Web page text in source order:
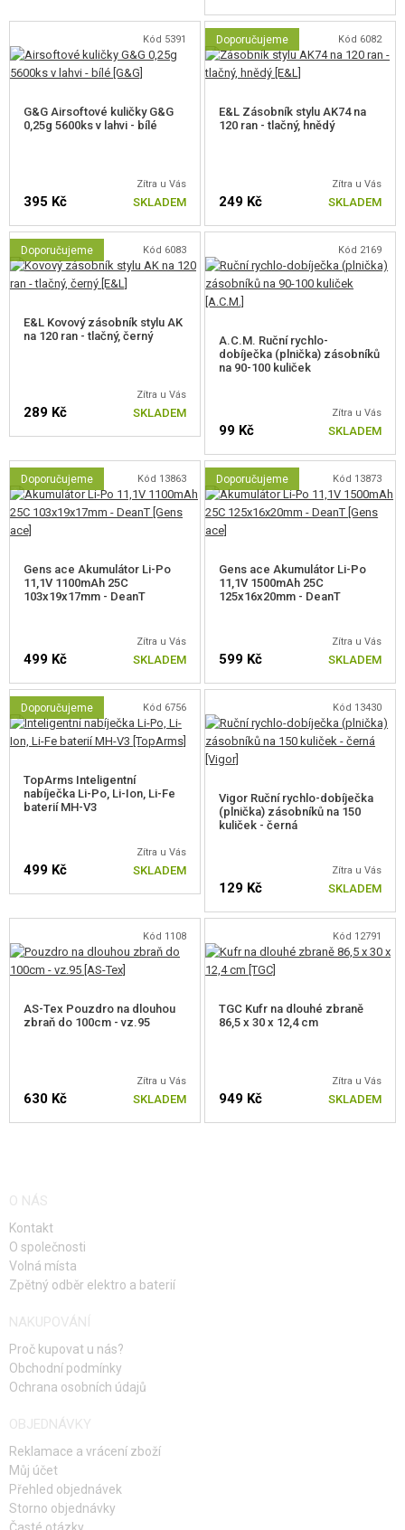
je založeno na kolících a páčkách.
Dodávaná zbraň je v balení naolejována silným technickým olejem, který
Směs oleje a oceli vyzařuje jedinečnou vůni, která je dobře známá lidem ,
Akumulátor se vkládá pod plechový kryt závěru zajištěný pojistkou.
Vlastnosti
konstrukce ze 100% oceli, bez použití ZnAl komponentů
ocelové díly s oxidovým povlakem
sada RIS lišt na předpažbí a nadpažbí umožňující instalaci přídavných
rukojetí, svítilen atd.
uzamykatelný kryt závěru s výklopnou RIS lištou umožňující bezpečné
odnímatelná a sklopná pažba, zásobník a pistolová rukojeť typu AK-
prostor pro baterii pod krytem závěru
bez použití nástrojů
vložka magwell spacer, usnadňující výměnu zásobníku
Mechabox V3, kterým je replika vybavena, má systém rychlé výměny
pružiny, sadu
a procesorovou jednotku
nastavitelnou citlivost spouště, Active-Break a nastavitelnou dávku.
Další vhodné zásobníky jsou značky LCT, MAG, nebo SRC. Použití
zásobníků CYMA, DBoys a JG může vyžadovat úpravy.
Uvnitř také najdete komponenty jako
motor Hi-Torque na 21T neodymových magnetech
sada ocelových převodových kol 13:1
9 mm ocelová ložiska v konfiguraci 2 x Slipper, 4 x kuličková ložiska
jednodílná CNC ocelová sada válce s hlavou
zesílený píst
E&L Commemorative Challenge Coin
Diagnostická karta GATE ASTER
Tlačný zásobník
Nášivka
Sada neobsahuje baterii ani nabíječku.
Kód 5391
G&G Airsoftové kuličky G&G
0,25g 5600ks v lahvi - bílé
Zítra u Vás
395 Kč SKLADEM
Doporučujeme Kód 6082
E&L Zásobník stylu AK74 na
120 ran - tlačný, hnědý
Zítra u Vás
249 Kč SKLADEM
Doporučujeme Kód 6083
E&L Kovový zásobník stylu AK
na 120 ran - tlačný, černý
Zítra u Vás
289 Kč SKLADEM
Kód 2169
A.C.M. Ruční rychlo-
dobíječka (plnička) zásobníků
na 90-100 kuliček
Zítra u Vás
99 Kč SKLADEM
Doporučujeme Kód 13863
Gens ace Akumulátor Li-Po
11,1V 1100mAh 25C
103x19x17mm - DeanT
Zítra u Vás
499 Kč SKLADEM
Doporučujeme Kód 13873
Gens ace Akumulátor Li-Po
11,1V 1500mAh 25C
125x16x20mm - DeanT
Zítra u Vás
599 Kč SKLADEM
Doporučujeme Kód 6756
TopArms Inteligentní
nabíječka Li-Po, Li-Ion, Li-Fe
baterií MH-V3
Zítra u Vás
499 Kč SKLADEM
Kód 13430
Vigor Ruční rychlo-dobíječka
(plnička) zásobníků na 150
kuliček - černá
Zítra u Vás
129 Kč SKLADEM
Kód 1108
AS-Tex Pouzdro na dlouhou
zbraň do 100cm - vz.95
Zítra u Vás
630 Kč SKLADEM
Kód 12791
TGC Kufr na dlouhé zbraně
86,5 x 30 x 12,4 cm
Zítra u Vás
949 Kč SKLADEM
O NÁS
Kontakt
O společnosti
Volná místa
Zpětný odběr elektro a baterií
NAKUPOVÁNÍ
Proč kupovat u nás?
Obchodní podmínky
Ochrana osobních údajů
OBJEDNÁVKY
Reklamace a vrácení zboží
Můj účet
Přehled objednávek
Storno objednávky